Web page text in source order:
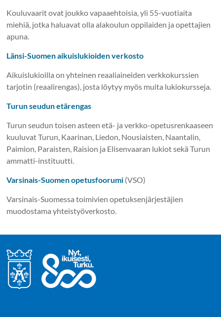
Kouluvaarit ovat joukko vapaaehtoisia, yli 55-vuotiaita
miehiä, jotka haluavat olla alakoulun oppilaiden ja opettajien
apuna.
Länsi-Suomen aikuislukioiden verkosto
Aikuislukioilla on yhteinen reaaliaineiden verkkokurssien
tarjotin (reaalirengas), josta löytyy myös muita lukiokursseja.
Turun seudun etärengas
Turun seudun toisen asteen etä- ja verkko-opetusrenkaaseen
kuuluvat Turun, Kaarinan, Liedon, Nousiaisten, Naantalin,
Paimion, Paraisten, Raision ja Elisenvaaran lukiot sekä Turun
ammatti-instituutti.
Varsinais-Suomen opetusfoorumi (VSO)
Varsinais-Suomessa toimivien opetuksenjärjestäjien
muodostama yhteistyöverkosto.